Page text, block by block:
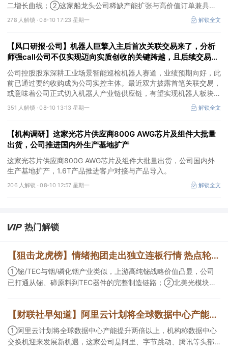
二增长曲线；②这家船龙头公司稀缺产能扩张与高价值订单兼具，
核心发动机自供且有望外销，当前远期业绩弹性持续增强。
278 人解锁 ·08-10 17:23 星期一 解锁全文
【风口研报·公司】机器人巨擎入主后首次关联交易来了，分析
师强call公司不仅实现迈向实质创收的关键跨越，且后续交易规
模有望持续扩大，长期增长想象空间已打开
公司控股股东深耕工业场景智能巡检机器人赛道，业绩预期向好，此
前已通过要约收购成为公司实控主体。最近双方披露首笔关联交易，
或意味着公司正式切入机器人产业链供应链，有望实现机器人板块从
业务布局迈向实质创收的关键跨越，长期打开机器人业务营收增长想
象空间。
351 人解锁 ·08-10 13:13 星期一 解锁全文
【机构调研】这家光芯片供应商800G AWG芯片及组件大批量
出货，公司推进国内外生产基地扩产
这家光芯片供应商800G AWG芯片及组件大批量出货，公司国内外
生产基地扩产，1.6T产品推进客户对接与产品导入。
206 人解锁 ·08-10 12:57 星期一 解锁全文
热门解锁
【狙击龙虎榜】情绪抱团走出独立连板行情 热点轮动走强注意市场节奏
①铋/TEC与铟/磷化铟产业类似，上游高纯铋战略价值凸显，公司
已打通从铋、碲原料到TEC器件的完整制造链路；②北美光模块计
款，公司作为出品方受热钱追捧。
【财联社早知道】阿里云计划将全球数据中心产能提升两倍以上，这家公司是阿里、字节跳动、腾讯数据中心交换机核心供应商；上海推动算力和基础大模型扩大境外调用，支持智能体、多模态生成等模型产品出口
①阿里云计划将全球数据中心产能提升两倍以上，机构称数据中心
交换机迎来发展新机遇，这家公司是阿里、字节跳动、腾讯等头部